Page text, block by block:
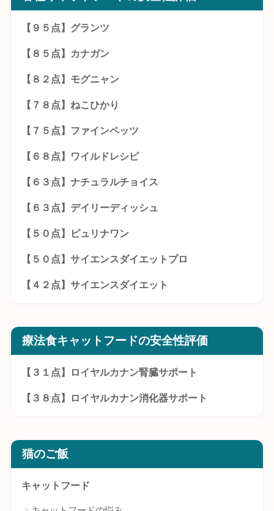
【９５点】グランツ
【８５点】カナガン
【８２点】モグニャン
【７８点】ねこひかり
【７５点】ファインペッツ
【６８点】ワイルドレシピ
【６３点】ナチュラルチョイス
【６３点】デイリーディッシュ
【５０点】ピュリナワン
【５０点】サイエンスダイエットプロ
【４２点】サイエンスダイエット
療法食キャットフードの安全性評価
【３１点】ロイヤルカナン腎臓サポート
【３８点】ロイヤルカナン消化器サポート
猫のご飯
キャットフード